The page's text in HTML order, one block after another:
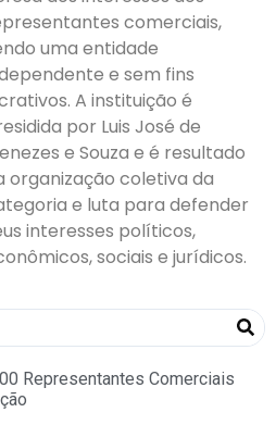
comerciais,
uma entidade
e sem fins
A instituição é
por Luis José de
e Souza e é resultado
organização coletiva da
e luta para defender
interesses políticos,
sociais e jurídicos.
Representantes Comerciais